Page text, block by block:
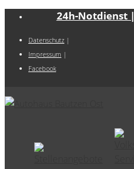
24h-Notdienst |
Datenschutz |
Impressum |
Facebook